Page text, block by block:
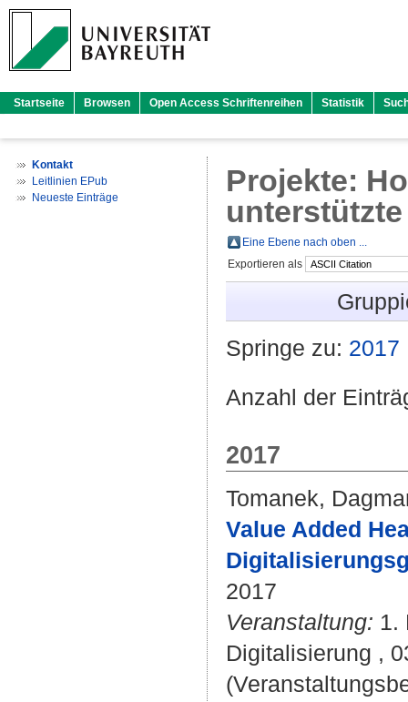
Startseite Browsen Open Access Schriftenreihen Statistik
Kontakt
Leitlinien EPub
Neueste Einträge
Projekte:
Eine Ebene nach oben ...
Exportieren als
Springe zu: 2017
Anzahl der
2017
Tomanek,
Value Added
2017
Veranstaltung: 1.
Digitalisierung ,